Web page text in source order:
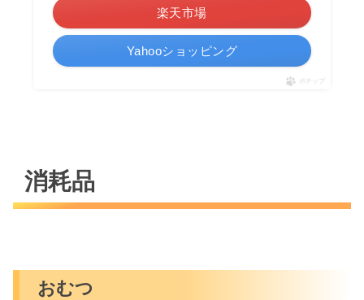
楽天市場
Yahooショッピング
ポチップ
消耗品
おむつ